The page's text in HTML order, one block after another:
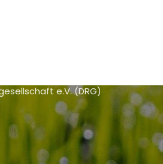
e.V. (DRG)